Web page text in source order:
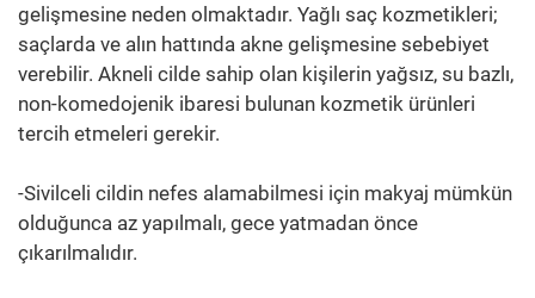
gelişmesine neden olmaktadır. Yağlı saç kozmetikleri;
saçlarda ve alın hattında akne gelişmesine sebebiyet
verebilir. Akneli cilde sahip olan kişilerin yağsız, su bazlı,
non-komedojenik ibaresi bulunan kozmetik ürünleri
tercih etmeleri gerekir.
-Sivilceli cildin nefes alamabilmesi için makyaj mümkün
olduğunca az yapılmalı, gece yatmadan önce
çıkarılmalıdır.